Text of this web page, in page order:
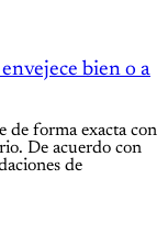
bien o a
de forma exacta con
De acuerdo con
de